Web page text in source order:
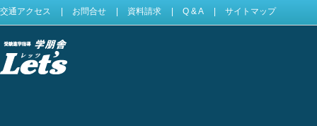
交通アクセス お問合せ 資料請求 Q & A サイトマップ